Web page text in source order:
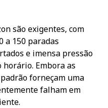
são exigentes, com
a 150 paradas
e imensa pressão
Embora as
forneçam uma
falham em